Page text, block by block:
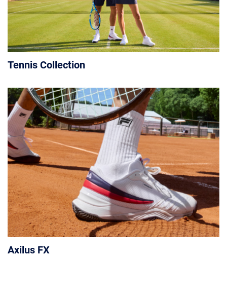
Tennis Collection
Axilus FX